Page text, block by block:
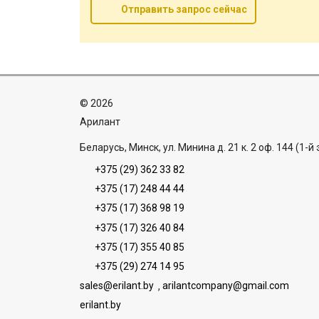
Отправить запрос сейчас
© 2026
Aрилант
Беларусь, Минск, ул. Минина д. 21 к. 2 оф. 144 (1-й
+375 (29) 362 33 82
+375 (17) 248 44 44
+375 (17) 368 98 19
+375 (17) 326 40 84
+375 (17) 355 40 85
+375 (29) 274 14 95
sales@erilant.by
arilantcompany@gmail.com
erilant.by